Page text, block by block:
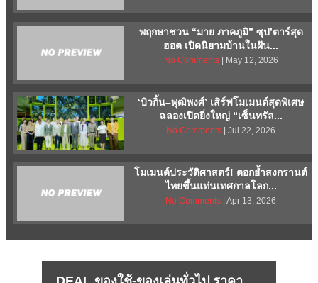
พฤกษาชวน “มาย ภาคภูมิ” ซุป’ตาร์สุด
ฮอต เปิดนิยามบ้านในฝัน...
No Comments| May 12, 2026
‘บิวกิ้น–พุฒิพงศ์’ เสิร์ฟโมเมนต์สุดพิเศษ
ฉลองเปิดยิ่งใหญ่ “เซ็นทรัล...
No Comments | Jul 22, 2026
โมเมนต์ประวัติศาสตร์! ตอกย้ำสงกรานต์
ไทยขึ้นแท่นเทศกาลโลก...
No Comments | Apr 13, 2026